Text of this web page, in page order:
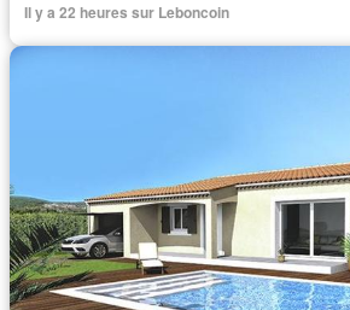
Il y a 22 heures sur Leboncoin